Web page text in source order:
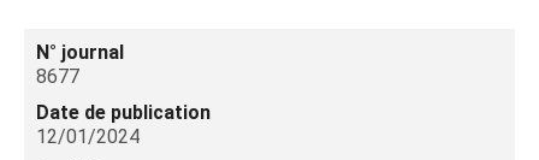
N° journal
8677
Date de publication
12/01/2024